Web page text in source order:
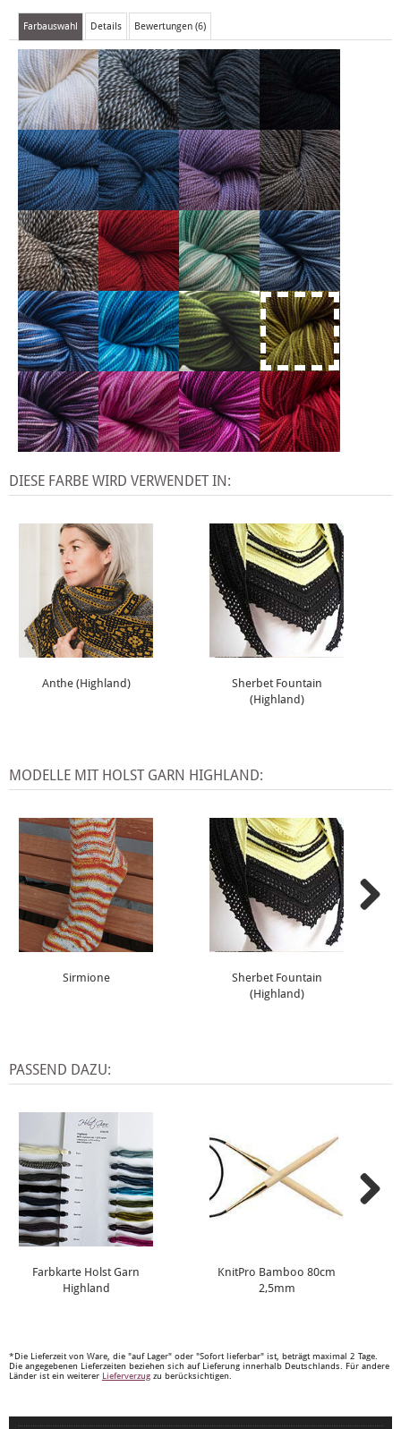
Farbauswahl Details Bewertungen (6)
X
DIESE FARBE WIRD VERWENDET IN:
Anthe (Highland)
Sherbet Fountain
(Highland)
MODELLE MIT HOLST GARN HIGHLAND:
Sirmione
Sherbet Fountain
(Highland)
PASSEND DAZU:
Farbkarte Holst Garn
Highland
KnitPro Bamboo 80cm
2,5mm
*Die Lieferzeit von Ware, die "auf Lager" oder "Sofort lieferbar" ist, beträgt maximal 2 Tage.
Die angegebenen Lieferzeiten beziehen sich auf Lieferung innerhalb Deutschlands. Für andere
Länder ist ein weiterer Lieferverzug zu berücksichtigen.